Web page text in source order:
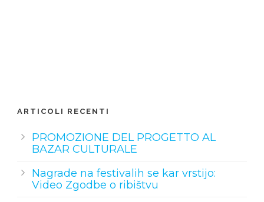
ARTICOLI RECENTI
PROMOZIONE DEL PROGETTO AL
BAZAR CULTURALE
Nagrade na festivalih se kar vrstijo:
Video Zgodbe o ribištvu